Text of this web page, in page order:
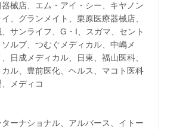
械店、エム・アイ・シー、キヤノン
、グランメイト、栗原医療器械店、
サンライフ、G・I、スガマ、セント
ルブ、つむぐメディカル、中嶋メ
日成メディカル、日東、福山医科、
ル、豊前医化、ヘルス、マコト医科
メディコ
ーナショナル、アルバース、イトー